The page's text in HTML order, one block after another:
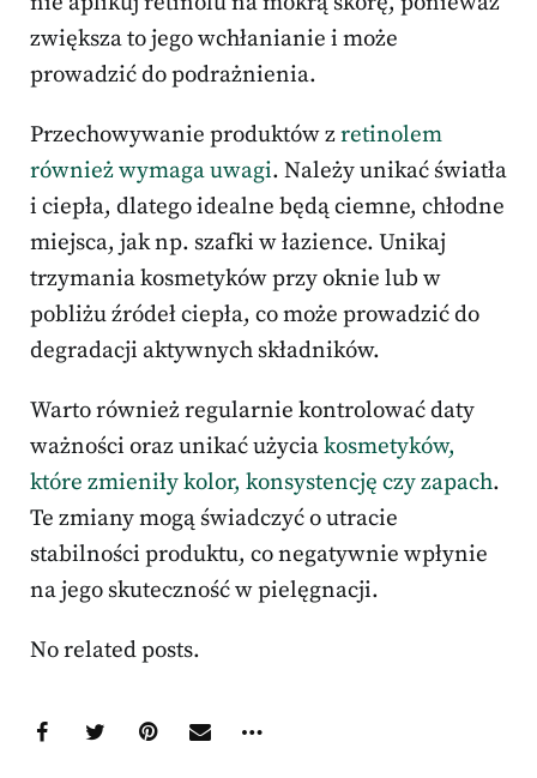
zwiększa to jego wchłanianie i może
prowadzić do podrażnienia.
Przechowywanie produktów zretinolem
również wymaga uwagi. Należy unikać światła
i ciepła, dlatego idealne będą ciemne, chłodne
miejsca, jak np. szafki w łazience. Unikaj
trzymania kosmetyków przy oknie lub w
pobliżu źródeł ciepła, co może prowadzić do
degradacji aktywnych składników.
Warto również regularnie kontrolować daty
ważności oraz unikać użyciakosmetyków,
które zmieniły kolor, konsystencję czy zapach.
Te zmiany mogą świadczyć o utracie
stabilności produktu, co negatywnie wpłynie
na jego skuteczność w pielęgnacji.
No related posts.